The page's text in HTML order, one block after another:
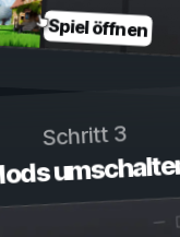
Spiel öffnen
Schritt 3